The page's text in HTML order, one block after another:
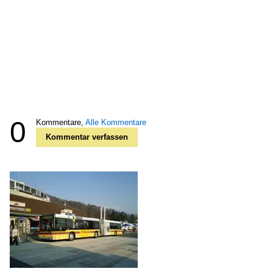
0 Kommentare, Alle Kommentare
Kommentar verfassen